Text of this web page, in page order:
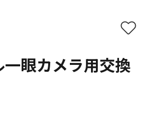
一眼カメラ用交換